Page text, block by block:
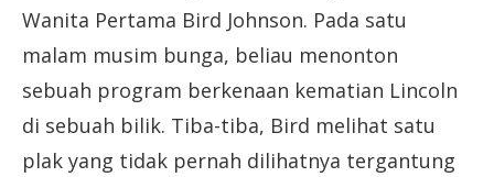
Wanita Pertama Bird Johnson. Pada satu
malam musim bunga, beliau menonton
sebuah program berkenaan kematian Lincoln
di sebuah bilik. Tiba-tiba, Bird melihat satu
plak yang tidak pernah dilihatnya tergantung